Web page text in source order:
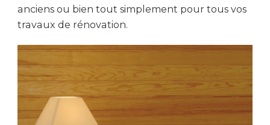
anciens ou bien tout simplement pour tous vos
travaux de rénovation.